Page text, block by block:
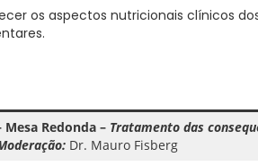
os aspectos nutricionais clínicos
Mesa Redonda – Tratamento das
Dr. Mauro Fisberg